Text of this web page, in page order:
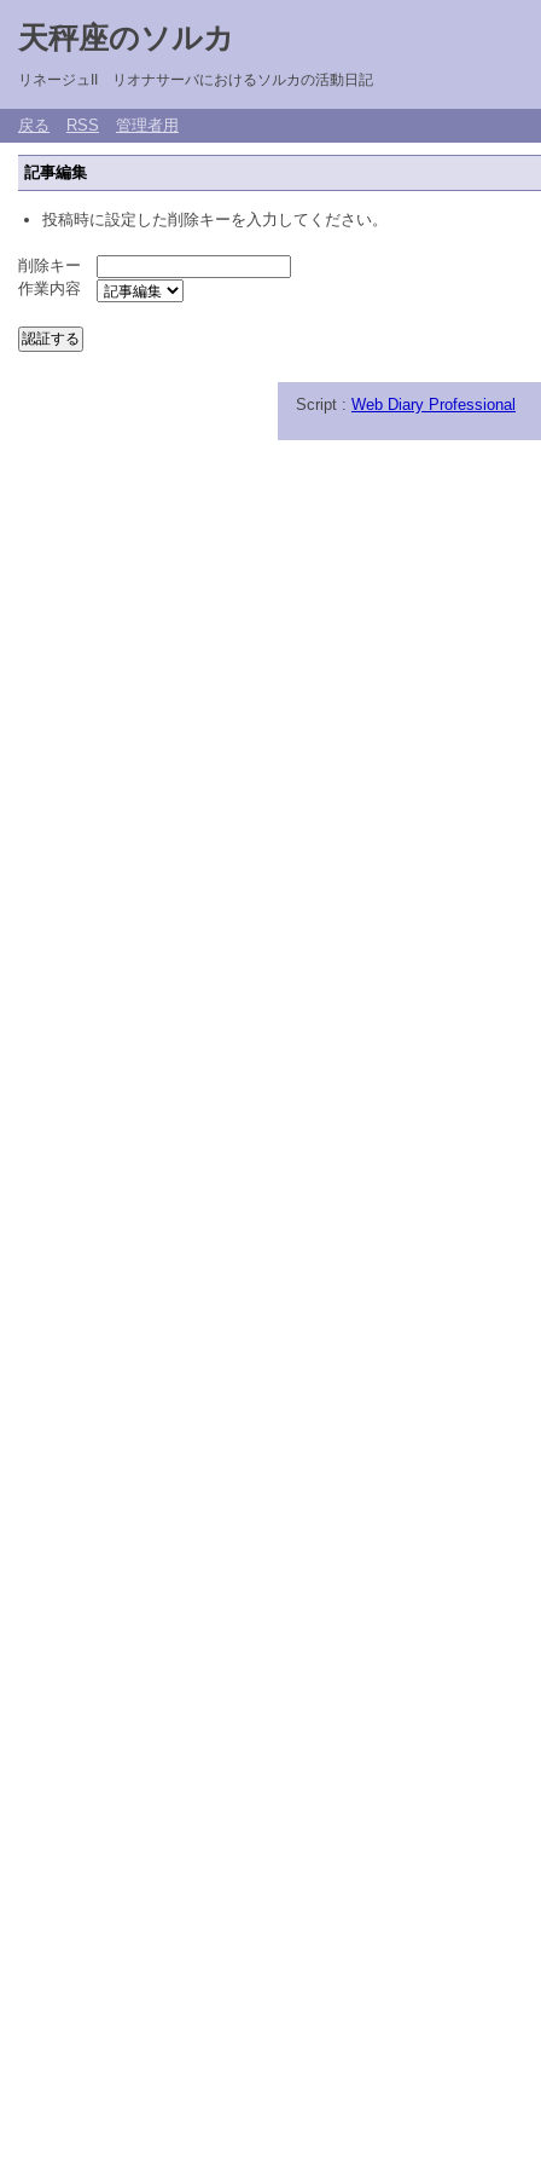
天秤座のソルカ
リネージュII リオナサーバにおけるソルカの活動日記
戻る RSS 管理者用
記事編集
投稿時に設定した削除キーを入力してください。
削除キー
作業内容
Script : Web Diary Professional